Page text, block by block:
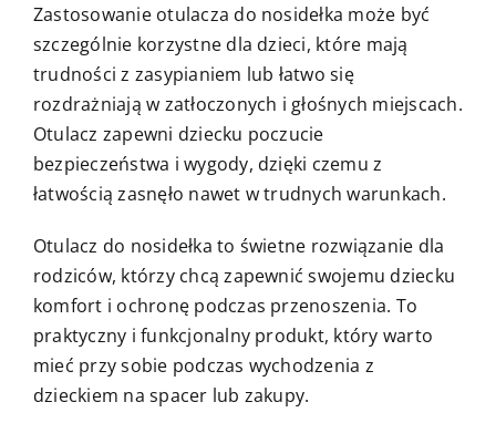
Zastosowanie otulacza do nosidełka może być
szczególnie korzystne dla dzieci, które mają
trudności z zasypianiem lub łatwo się
rozdrażniają w zatłoczonych i głośnych miejscach.
Otulacz zapewni dziecku poczucie
bezpieczeństwa i wygody, dzięki czemu z
łatwością zasnęło nawet w trudnych warunkach.
Otulacz do nosidełka to świetne rozwiązanie dla
rodziców, którzy chcą zapewnić swojemu dziecku
komfort i ochronę podczas przenoszenia. To
praktyczny i funkcjonalny produkt, który warto
mieć przy sobie podczas wychodzenia z
dzieckiem na spacer lub zakupy.